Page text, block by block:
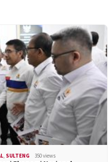
SULTENG 350 views